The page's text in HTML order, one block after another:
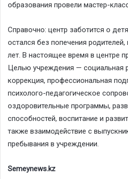
образования провели мастер-
Справочно: центр заботится о
остался без попечения
лет. В настоящее время в центре
Целью учреждения — социальная
коррекция, профессиональная
психолого-педагогическое
оздоровительные программы,
способностей, воспитание и
также взаимодействие с
пребывания в учреждении.
Semeynews.kz